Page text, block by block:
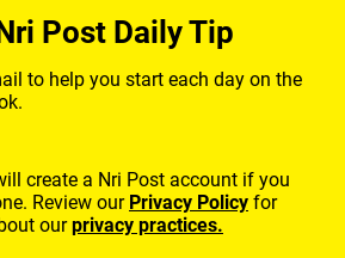
Post Daily Tip
to help you start each day on the
create a Nri Post account if you
Review our Privacy Policy for
ourprivacy practices.